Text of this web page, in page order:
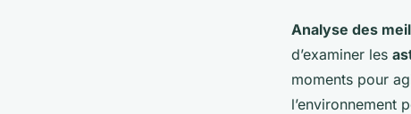
Analyse des
d’examiner les
moments pour
l’environnement